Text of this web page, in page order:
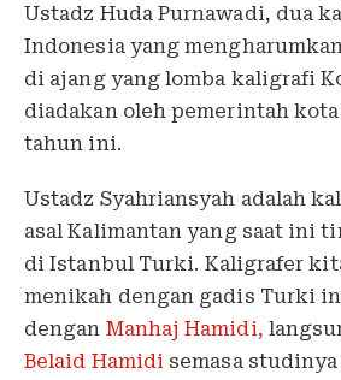
Ustadz Huda Purnawadi, dua
Indonesia yang
di ajang yang lomba kaligrafi
diadakan oleh pemerintah
tahun ini.
Ustadz Syahriansyah adalah
asal Kalimantan yang saat ini
di Istanbul Turki. Kaligrafer
menikah dengan gadis Turki
dengan Manhaj Hamidi,
Belaid Hamidi semasa